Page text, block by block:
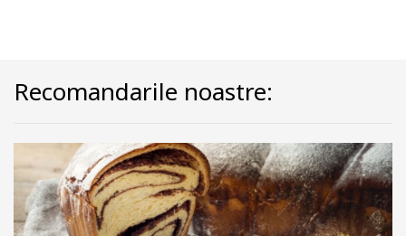
Recomandarile noastre: